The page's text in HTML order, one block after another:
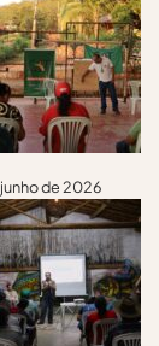
de 2026